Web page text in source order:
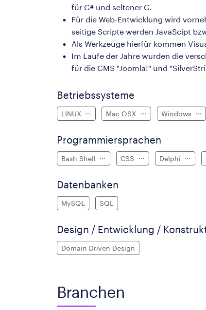
für C# und seltener C.
Für die Web-Entwicklung wird
seitige Scripte werden JavaScipt
Als Werkzeuge hierfür kommen
Im Laufe der Jahre wurden die
für die CMS "Joomla!" und
Betriebssysteme
LINUX Mac OSX Windows
Programmiersprachen
Bash Shell CSS Delphi
Datenbanken
MySQL SQL
Design / Entwicklung /
Domain Driven Design
Branchen